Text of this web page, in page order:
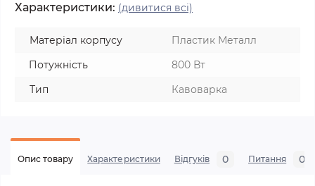
Характеристики: (дивитися всі)
Матеріал корпусу
Пластик Металл
Потужність
800 Вт
Тип
Кавоварка
Опис товару Характеристики Відгуків 0 Питання 0